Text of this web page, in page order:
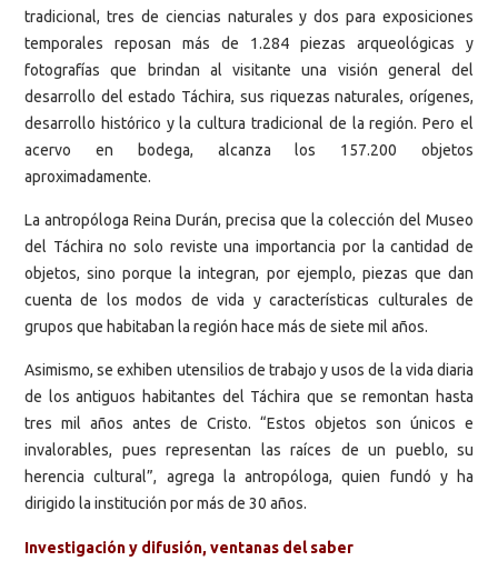
tradicional, tres de ciencias naturales y dos para exposiciones
temporales reposan más de 1.284 piezas arqueológicas y
fotografías que brindan al visitante una visión general del
desarrollo del estado Táchira, sus riquezas naturales, orígenes,
desarrollo histórico y la cultura tradicional de la región. Pero el
acervo en bodega, alcanza los 157.200 objetos
aproximadamente.
La antropóloga Reina Durán, precisa que la colección del Museo
del Táchira no solo reviste una importancia por la cantidad de
objetos, sino porque la integran, por ejemplo, piezas que dan
cuenta de los modos de vida y características culturales de
grupos que habitaban la región hace más de siete mil años.
Asimismo, se exhiben utensilios de trabajo y usos de la vida diaria
de los antiguos habitantes del Táchira que se remontan hasta
tres mil años antes de Cristo. “Estos objetos son únicos e
invalorables, pues representan las raíces de un pueblo, su
herencia cultural”, agrega la antropóloga, quien fundó y ha
dirigido la institución por más de 30 años.
Investigación y difusión, ventanas del saber